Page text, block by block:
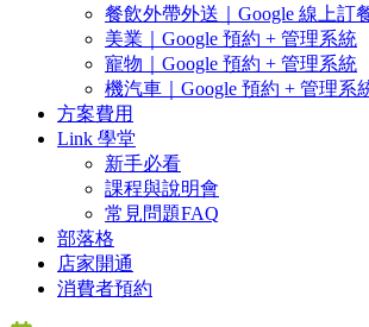
餐飲外帶外送｜Google 線上訂
美業｜Google 預約 + 管理系統
寵物｜Google 預約 + 管理系統
機汽車｜Google 預約 + 管理系
方案費用
Link 學堂
新手必看
課程與說明會
常見問題FAQ
部落格
店家開通
消費者預約